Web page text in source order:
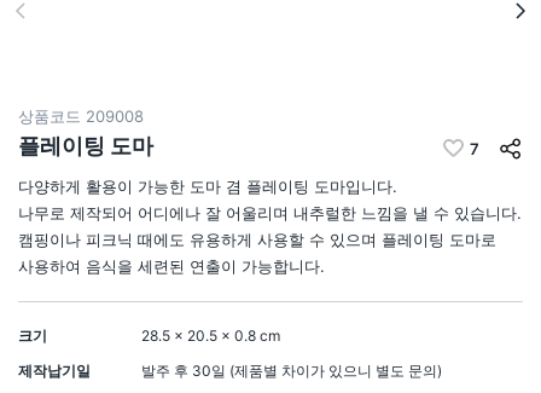
상품코드 209008
플레이팅 도마
7
다양하게 활용이 가능한 도마 겸 플레이팅 도마입니다.
나무로 제작되어 어디에나 잘 어울리며 내추럴한 느낌을 낼 수 있습니다.
캠핑이나 피크닉 때에도 유용하게 사용할 수 있으며 플레이팅 도마로
사용하여 음식을 세련된 연출이 가능합니다.
크기
28.5 × 20.5 × 0.8 cm
제작납기일
발주 후 30일 (제품별 차이가 있으니 별도 문의)